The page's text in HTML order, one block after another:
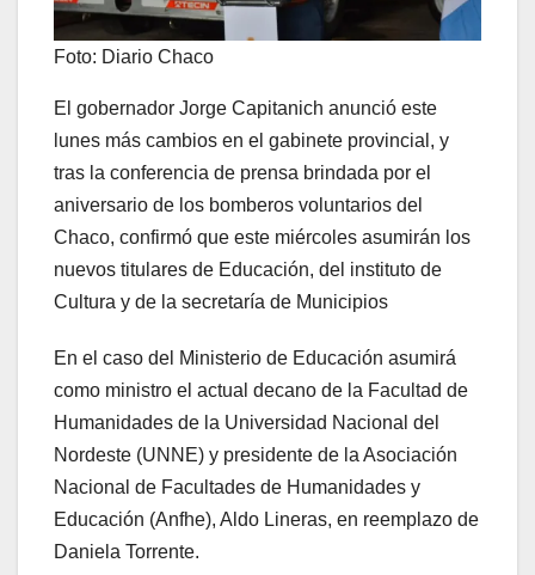
Foto: Diario Chaco
El gobernador Jorge Capitanich anunció este
lunes más cambios en el gabinete provincial, y
tras la conferencia de prensa brindada por el
aniversario de los bomberos voluntarios del
Chaco, confirmó que este miércoles asumirán los
nuevos titulares de Educación, del instituto de
Cultura y de la secretaría de Municipios
En el caso del Ministerio de Educación asumirá
como ministro el actual decano de la Facultad de
Humanidades de la Universidad Nacional del
Nordeste (UNNE) y presidente de la Asociación
Nacional de Facultades de Humanidades y
Educación (Anfhe), Aldo Lineras, en reemplazo de
Daniela Torrente.